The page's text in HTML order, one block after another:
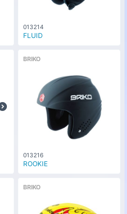
013214
FLUID
BRIKO
013216
ROOKIE
BRIKO